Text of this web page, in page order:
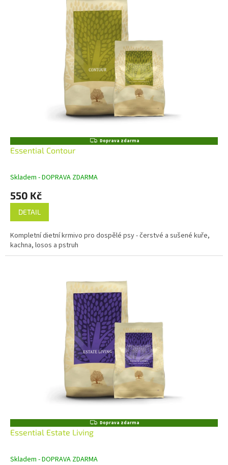
Z
A
Doprava zdarma
Essential Contour
Skladem - DOPRAVA ZDARMA
550 Kč
DETAIL
Kompletní dietní krmivo pro dospělé psy - čerstvé a sušené kuře,
kachna, losos a pstruh
Z
A
Doprava zdarma
Essential Estate Living
Skladem - DOPRAVA ZDARMA